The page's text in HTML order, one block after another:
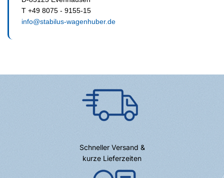
T +49 8075 - 9155-15
info@stabilus-wagenhuber.de
Schneller Versand &
kurze Lieferzeiten